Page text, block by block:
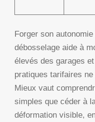
Forger son
débosselage aide à
élevés des garages
pratiques tarifaires
Mieux vaut
simples que céder à
déformation visible,